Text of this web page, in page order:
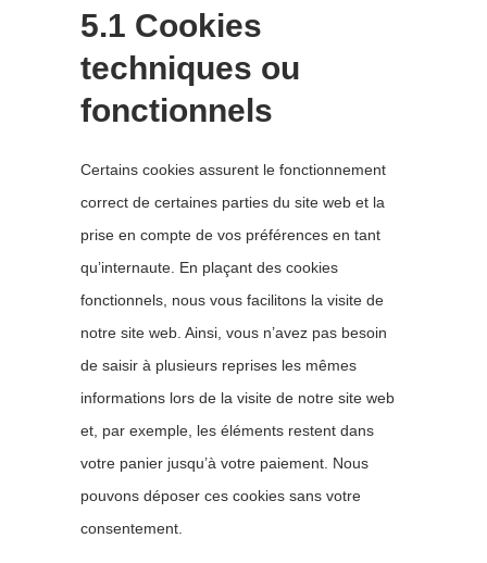
5.1 Cookies
techniques ou
fonctionnels
Certains cookies assurent le fonctionnement
correct de certaines parties du site web et la
prise en compte de vos préférences en tant
qu’internaute. En plaçant des cookies
fonctionnels, nous vous facilitons la visite de
notre site web. Ainsi, vous n’avez pas besoin
de saisir à plusieurs reprises les mêmes
informations lors de la visite de notre site web
et, par exemple, les éléments restent dans
votre panier jusqu’à votre paiement. Nous
pouvons déposer ces cookies sans votre
consentement.